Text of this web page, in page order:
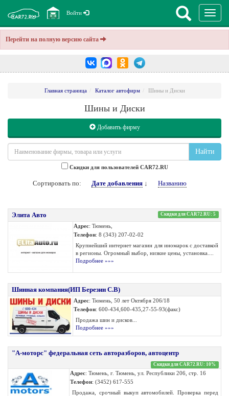
Перейти на полную версию сайта
Войти
Главная страница Каталог автофирм Шины и Диски
Шины и Диски
Добавить фирму
Найти
Cкидки для пользователей CAR72.RU
Сортировать по: Дате добавления↓ Названию
Элита Авто Скидки для CAR72.RU: 5
Адрес: Тюмень,
Телефон: 8 (343) 207-02-02
Крупнейший интернет магазин для иномарок с доставкой
в регионы. Огромный выбор, низкие цены, установка....
Подробнее »»»
Шинная компания(ИП Березин С.В)
Адрес: Тюмень, 50 лет Октября 206/18
Телефон: 600-434,600-435,27-55-93(факс)
Продажа шин и дисков...
Подробнее »»»
"А-моторс" федеральная сеть авторазборов, автоцентр
Скидки для CAR72.RU: 10%
Адрес: Тюмень, г. Тюмень, ул. Республики 206, стр. 16
Телефон: (3452) 617-555
Продажа, срочный выкуп автомобилей. Проверка перед